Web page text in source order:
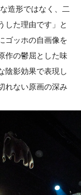
造形ではなく、二
した理由です」と
ゴッホの自画像を
作の鬱屈とした味
陰影効果で表現し
れない原画の深み